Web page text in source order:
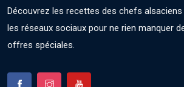
Découvrez les recettes des chefs
les réseaux sociaux pour ne rien manquer
offres spéciales.